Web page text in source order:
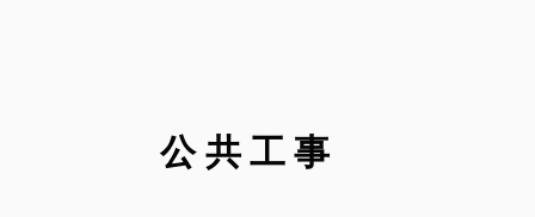
公共工事